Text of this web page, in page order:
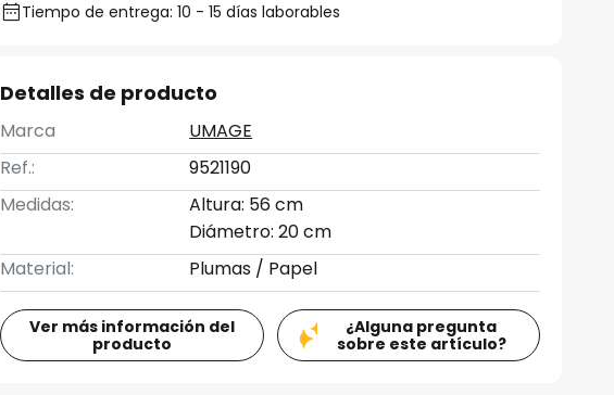
Tiempo de entrega: 10 - 15 días laborables
Detalles de producto
Marca
UMAGE
Ref.:
9521190
Medidas:
Altura: 56 cm
Diámetro: 20 cm
Material:
Plumas / Papel
Ver más información del
producto
¿Alguna pregunta
sobre este artículo?